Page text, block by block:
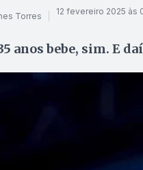
Torres 12 fevereiro 2025 às
anos bebe, sim. E